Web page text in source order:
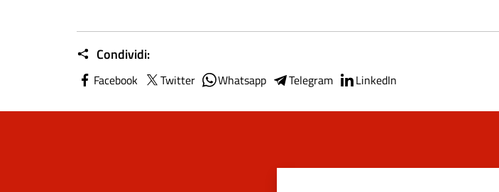
Condividi:
Facebook Twitter Whatsapp Telegram LinkedIn